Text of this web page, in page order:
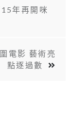
年再開咪
電影 藝術亮
點逐過數